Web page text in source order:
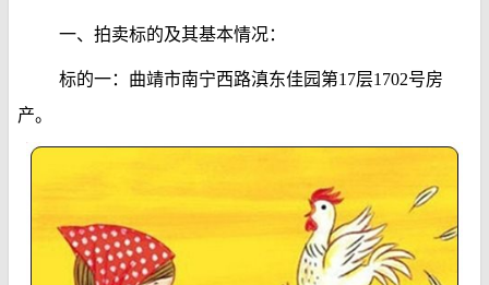
一、拍卖标的及其基本情况：
标的一：曲靖市南宁西路滇东佳园第17层1702号房
产。